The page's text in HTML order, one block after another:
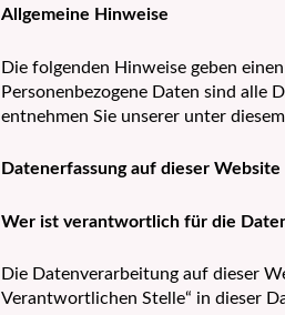
Allgemeine Hinweise
Die folgenden Hinweise geben
Personenbezogene Daten sind alle
entnehmen Sie unserer unter
Datenerfassung auf dieser Website
Wer ist verantwortlich für die
Die Datenverarbeitung auf dieser
Verantwortlichen Stelle“ in dieser